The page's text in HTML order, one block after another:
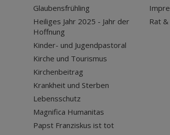
Glaubensfrühling
Heiliges Jahr 2025 - Jahr der
Hoffnung
Kinder- und Jugendpastoral
Kirche und Tourismus
Kirchenbeitrag
Krankheit und Sterben
Lebensschutz
Magnifica Humanitas
Papst Franziskus ist tot
Rat